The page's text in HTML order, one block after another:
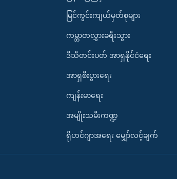
မြင်ကွင်းကျယ်မှတ်စုများ
ကမ္ဘာတလွှားခရီးသွား
ဒီသီတင်းပတ် အာရှနိုင်ငံရေး
အာရှစီးပွားရေး
ကျန်းမာရေး
အမျိုးသမီးကဏ္ဍ
ရိုဟင်ဂျာအရေး မျှော်လင့်ချက်